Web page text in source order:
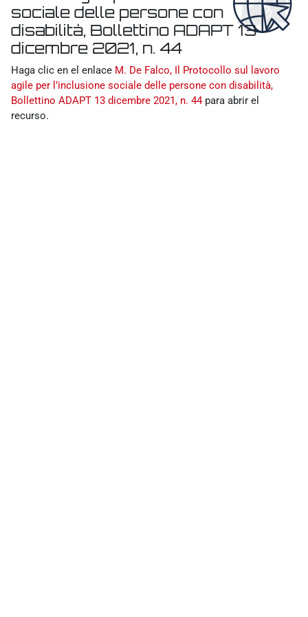
sociale delle persone con
disabilità, Bollettino ADAPT 13
dicembre 2021, n. 44
Requisitos de finalización
Haga clic en el enlace M. De Falco, Il Protocollo sul lavoro
agile per l’inclusione sociale delle persone con disabilità,
Bollettino ADAPT 13 dicembre 2021, n. 44para abrir el
recurso.